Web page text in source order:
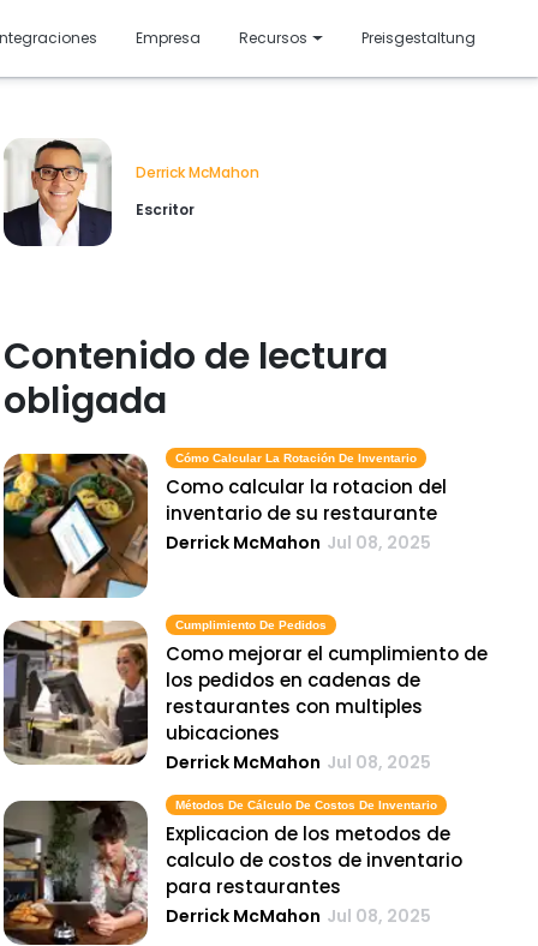
Empresa Recursos Preisgestaltung
Derrick McMahon
Escritor
Contenido de lectura
obligada
Cómo Calcular La Rotación De Inventario
Como calcular la rotacion del
inventario de su restaurante
Derrick McMahon Jul 08, 2025
Cumplimiento De Pedidos
Como mejorar el cumplimiento de
los pedidos en cadenas de
restaurantes con multiples
ubicaciones
Derrick McMahon Jul 08, 2025
Métodos De Cálculo De Costos De Inventario
Explicacion de los metodos de
calculo de costos de inventario
para restaurantes
Derrick McMahon Jul 08, 2025